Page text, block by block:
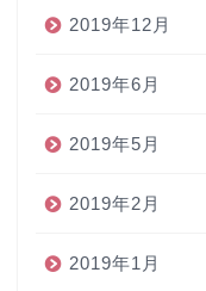
2019年12月
2019年6月
2019年5月
2019年2月
2019年1月